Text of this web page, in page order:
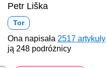
Petr Liška
Tor
Ona napisała 2517 artykuły
ją 248 podróżnicy